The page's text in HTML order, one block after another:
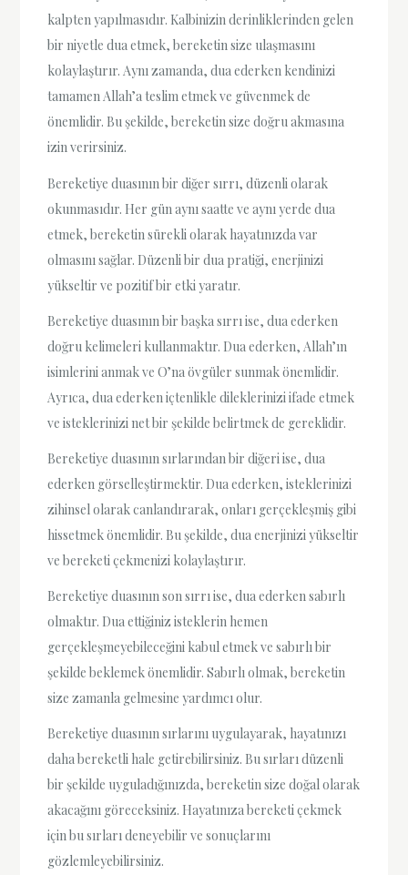
kalpten yapılmasıdır. Kalbinizin derinliklerinden gelen
bir niyetle dua etmek, bereketin size ulaşmasını
kolaylaştırır. Aynı zamanda, dua ederken kendinizi
tamamen Allah’a teslim etmek ve güvenmek de
önemlidir. Bu şekilde, bereketin size doğru akmasına
izin verirsiniz.
Bereketiye duasının bir diğer sırrı, düzenli olarak
okunmasıdır. Her gün aynı saatte ve aynı yerde dua
etmek, bereketin sürekli olarak hayatınızda var
olmasını sağlar. Düzenli bir dua pratiği, enerjinizi
yükseltir ve pozitif bir etki yaratır.
Bereketiye duasının bir başka sırrı ise, dua ederken
doğru kelimeleri kullanmaktır. Dua ederken, Allah’ın
isimlerini anmak ve O’na övgüler sunmak önemlidir.
Ayrıca, dua ederken içtenlikle dileklerinizi ifade etmek
ve isteklerinizi net bir şekilde belirtmek de gereklidir.
Bereketiye duasının sırlarından bir diğeri ise, dua
ederken görselleştirmektir. Dua ederken, isteklerinizi
zihinsel olarak canlandırarak, onları gerçekleşmiş gibi
hissetmek önemlidir. Bu şekilde, dua enerjinizi yükseltir
ve bereketi çekmenizi kolaylaştırır.
Bereketiye duasının son sırrı ise, dua ederken sabırlı
olmaktır. Dua ettiğiniz isteklerin hemen
gerçekleşmeyebileceğini kabul etmek ve sabırlı bir
şekilde beklemek önemlidir. Sabırlı olmak, bereketin
size zamanla gelmesine yardımcı olur.
Bereketiye duasının sırlarını uygulayarak, hayatınızı
daha bereketli hale getirebilirsiniz. Bu sırları düzenli
bir şekilde uyguladığınızda, bereketin size doğal olarak
akacağını göreceksiniz. Hayatınıza bereketi çekmek
için bu sırları deneyebilir ve sonuçlarını
gözlemleyebilirsiniz.